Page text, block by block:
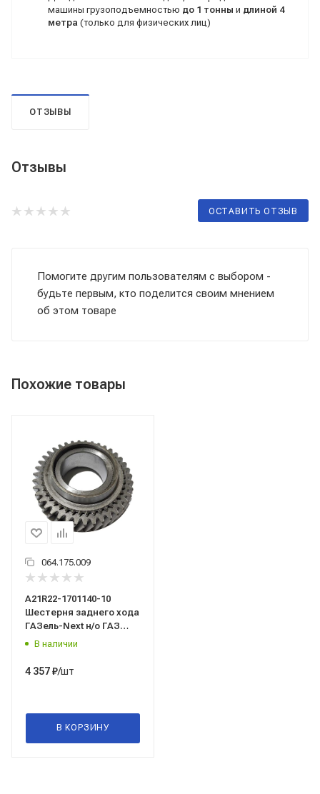
машины грузоподъемностью до 1 тонны и длиной 4
метра (только для физических лиц)
ОТЗЫВЫ
Отзывы
ОСТАВИТЬ ОТЗЫВ
Помогите другим пользователям с выбором -
будьте первым, кто поделится своим мнением
об этом товаре
Похожие товары
064.175.009
А21R22-1701140-10
Шестерня заднего хода
ГАЗель-Next н/о ГАЗ
Оригинал
В наличии
4 357₽/шт
В КОРЗИНУ